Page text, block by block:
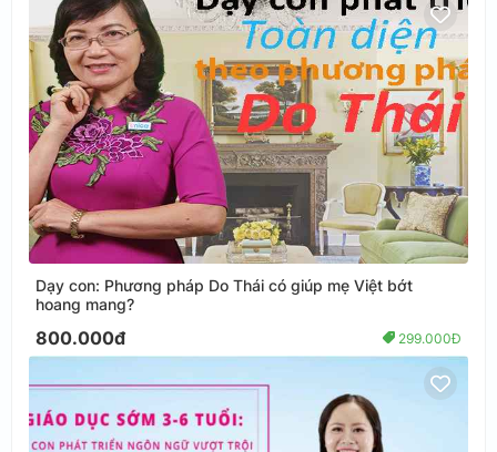
Dạy con: Phương pháp Do Thái có giúp mẹ Việt bớt
hoang mang?
800.000đ 299.000Đ